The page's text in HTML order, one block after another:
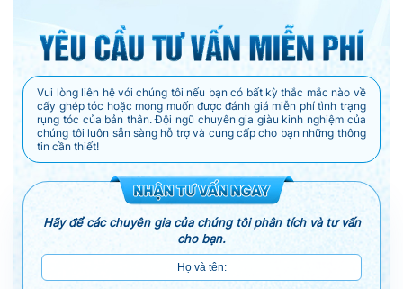
Vui lòng liên hệ với chúng tôi nếu bạn có bất kỳ thắc mắc nào về
cấy ghép tóc hoặc mong muốn được đánh giá miễn phí tình trạng
rụng tóc của bản thân. Đội ngũ chuyên gia giàu kinh nghiệm của
chúng tôi luôn sẵn sàng hỗ trợ và cung cấp cho bạn những thông
tin cần thiết!
Hãy để các chuyên gia của chúng tôi phân tích và tư vấn
cho bạn.